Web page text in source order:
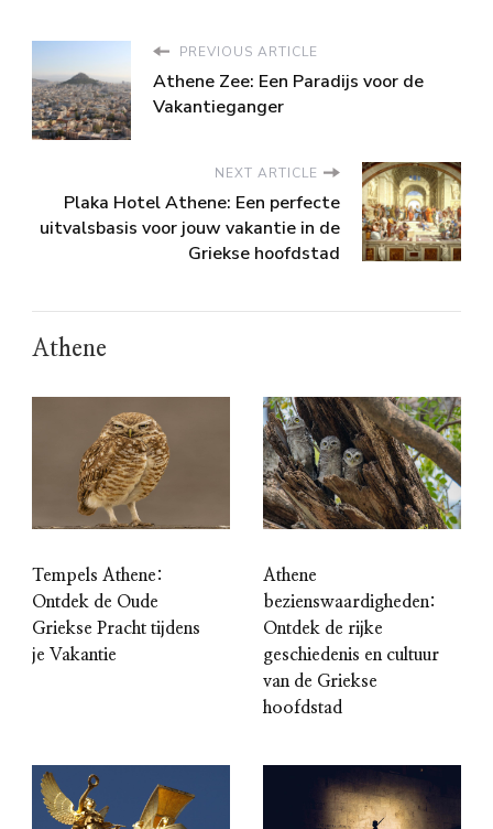
PREVIOUS ARTICLE
Athene Zee: Een Paradijs voor de
Vakantieganger
NEXT ARTICLE
Plaka Hotel Athene: Een perfecte
uitvalsbasis voor jouw vakantie in de
Griekse hoofdstad
Athene
Tempels Athene:
Ontdek de Oude
Griekse Pracht tijdens
je Vakantie
Athene
bezienswaardigheden:
Ontdek de rijke
geschiedenis en cultuur
van de Griekse
hoofdstad